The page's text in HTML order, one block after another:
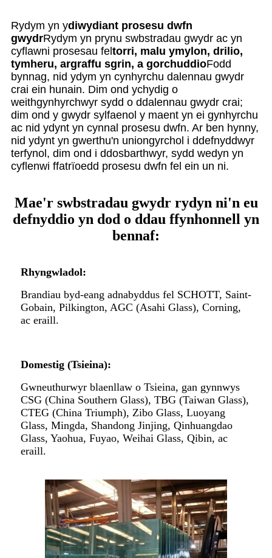
Rydym yn ydiwydiant prosesu dwfn
gwydrRydym yn prynu swbstradau gwydr ac yn
cyflawni prosesau feltorri, malu ymylon, drilio,
tymheru, argraffu sgrin, a gorchuddioFodd
bynnag, nid ydym yn cynhyrchu dalennau gwydr
crai ein hunain. Dim ond ychydig o
weithgynhyrchwyr sydd o ddalennau gwydr crai;
dim ond y gwydr sylfaenol y maent yn ei gynhyrchu
ac nid ydynt yn cynnal prosesu dwfn. Ar ben hynny,
nid ydynt yn gwerthu'n uniongyrchol i ddefnyddwyr
terfynol, dim ond i ddosbarthwyr, sydd wedyn yn
cyflenwi ffatrïoedd prosesu dwfn fel ein un ni.
Mae'r swbstradau gwydr rydyn ni'n eu
defnyddio yn dod o ddau ffynhonnell yn
bennaf:
Rhyngwladol:
Brandiau byd-eang adnabyddus fel SCHOTT, Saint-
Gobain, Pilkington, AGC (Asahi Glass), Corning,
ac eraill.
Domestig (Tsieina):
Gwneuthurwyr blaenllaw o Tsieina, gan gynnwys
CSG (China Southern Glass), TBG (Taiwan Glass),
CTEG (China Triumph), Zibo Glass, Luoyang
Glass, Mingda, Shandong Jinjing, Qinhuangdao
Glass, Yaohua, Fuyao, Weihai Glass, Qibin, ac
eraill.